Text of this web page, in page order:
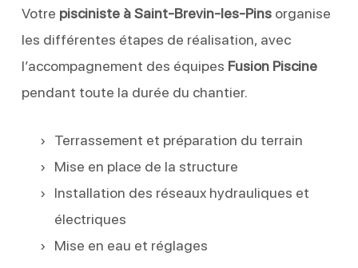
Votre pisciniste à Saint-Brevin-les-Pinsorganise
les différentes étapes de réalisation, avec
l’accompagnement des équipes Fusion Piscine
pendant toute la durée du chantier.
Terrassement et préparation du terrain
Mise en place de la structure
Installation des réseaux hydrauliques et
électriques
Mise en eau et réglages